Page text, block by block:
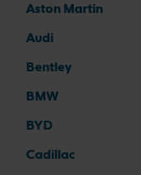
Aston Martin
Audi
Bentley
BMW
BYD
Cadillac